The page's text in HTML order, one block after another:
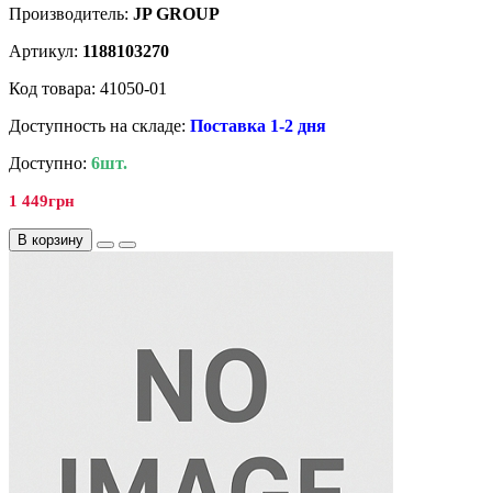
Производитель: JP GROUP
Артикул: 1188103270
Код товара: 41050-01
Доступность на складе: Поставка 1-2 дня
Доступно: 6шт.
1 449грн
В корзину